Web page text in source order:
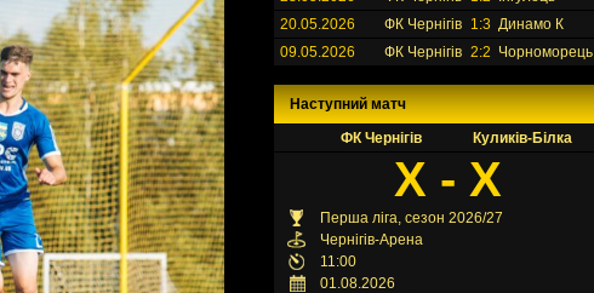
20.05.2026
ФК Чернігів 1:3 Динамо К
09.05.2026
ФК Чернігів 2:2 Чорноморець
Наступний матч
ФК Чернігів
Куликів-Білка
X - X
Перша ліга, сезон 2026/27
Чернігів-Арена
11:00
01.08.2026